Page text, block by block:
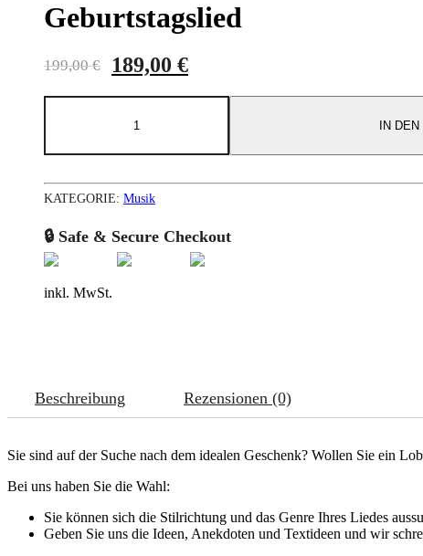
Geburtstagslied
199,00€ 189,00 €
IN
KATEGORIE: Musik
🔒 Safe & Secure Checkout
inkl. MwSt.
Beschreibung Rezensionen (0)
Sie sind auf der Suche nach dem idealen Geschenk? Wollen Sie ein
Bei uns haben Sie die Wahl:
Sie können sich die Stilrichtung und das Genre Ihres Liedes
Geben Sie uns die Ideen, Anekdoten und Textideen und wir